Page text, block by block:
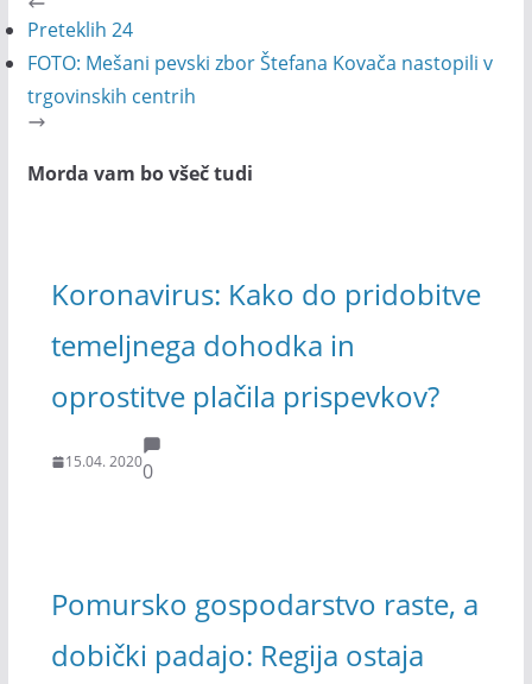
Preteklih 24
FOTO: Mešani pevski zbor Štefana Kovača nastopili v
trgovinskih centrih
Morda vam bo všeč tudi
Koronavirus: Kako do pridobitve
temeljnega dohodka in
oprostitve plačila prispevkov?
15.04. 20200
Pomursko gospodarstvo raste, a
dobički padajo: Regija ostaja